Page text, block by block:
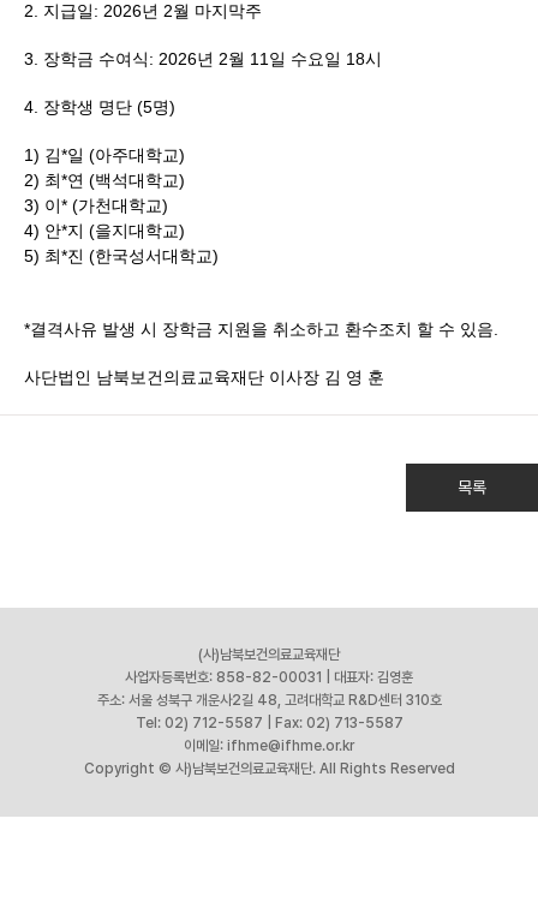
2. 지급일: 2026년 2월 마지막주
3. 장학금 수여식: 2026년 2월 11일 수요일 18시
4. 장학생 명단 (5명)
1) 김*일 (아주대학교)
2) 최*연 (백석대학교)
3) 이* (가천대학교)
4) 안*지 (을지대학교)
5) 최*진 (한국성서대학교)
*결격사유 발생 시 장학금 지원을 취소하고 환수조치 할 수 있음.
사단법인 남북보건의료교육재단 이사장 김 영 훈
목록
(사)남북보건의료교육재단
사업자등록번호: 858-82-00031
대표자: 김영훈
주소: 서울 성북구 개운사2길 48, 고려대학교 R&D센터 310호
Tel: 02) 712-5587
Fax: 02) 713-5587
이메일: ifhme@ifhme.or.kr
Copyright © 사)남북보건의료교육재단. All Rights Reserved